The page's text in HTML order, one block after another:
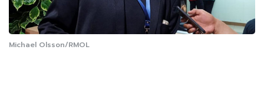
Michael Olsson/RMOL